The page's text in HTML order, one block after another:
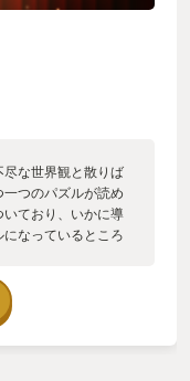
な世界観と散りば
つのパズルが読め
ており、いかに導
なっているところ